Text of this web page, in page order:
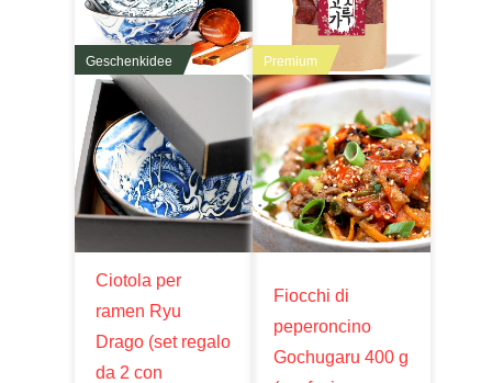
Geschenkidee
Ciotola per
ramen Ryu
Drago (set regalo
da 2 con
Premium
Fiocchi di
peperoncino
Gochugaru 400 g